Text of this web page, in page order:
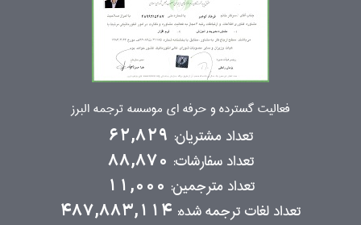
فعالیت گسترده و حرفه ای موسسه ترجمه البرز
تعداد مشتریان: 62,829
تعداد سفارشات: 88,870
تعداد مترجمین: 11,000
تعداد لغات ترجمه شده: 487,883,114